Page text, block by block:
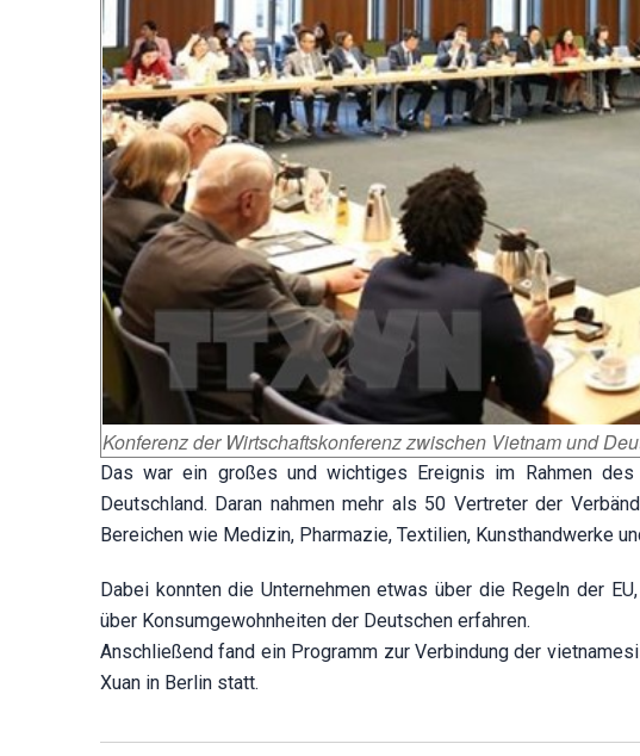
Konferenz der Wirtschaftskonferenz zwischen Vietnam und
Das war ein großes und wichtiges Ereignis im Rahmen
Deutschland. Daran nahmen mehr als 50 Vertreter der
Bereichen wie Medizin, Pharmazie, Textilien, Kunsthandwerke
Dabei konnten die Unternehmen etwas über die Regeln der
über Konsumgewohnheiten der Deutschen erfahren.
Anschließend fand ein Programm zur Verbindung der
Xuan in Berlin statt.